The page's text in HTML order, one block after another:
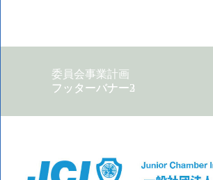
委員会事業計画
フッターバナー2
フッターバナー3